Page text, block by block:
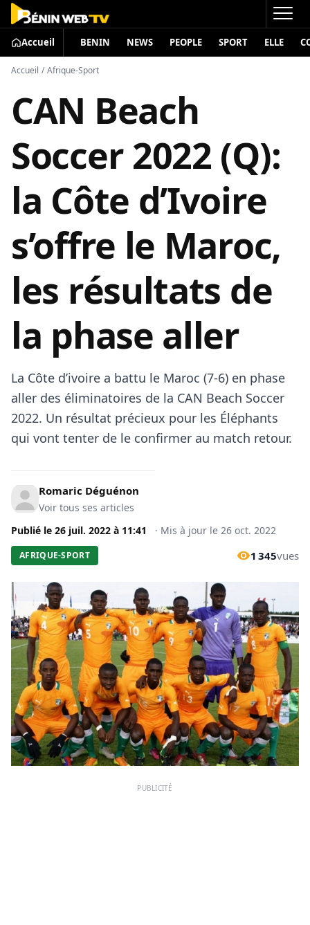
Accueil BENIN NEWS PEOPLE SPORT ELLE
Accueil / Afrique-Sport
CAN Beach
Soccer 2022 (Q):
la Côte d’Ivoire
s’offre le Maroc,
les résultats de
la phase aller
La Côte d’ivoire a battu le Maroc (7-6) en phase
aller des éliminatoires de la CAN Beach Soccer
2022. Un résultat précieux pour les Éléphants
qui vont tenter de le confirmer au match retour.
Romaric Déguénon
Voir tous ses articles
Publié le 26 juil. 2022 à 11:41 · Mis à jour le 26 oct. 2022
AFRIQUE-SPORT 1 345vues
PUBLICITÉ